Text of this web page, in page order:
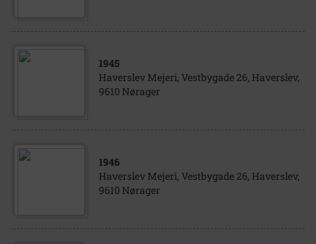
1945
Haverslev Mejeri, Vestbygade 26, Haverslev,
9610 Nørager
1946
Haverslev Mejeri, Vestbygade 26, Haverslev,
9610 Nørager